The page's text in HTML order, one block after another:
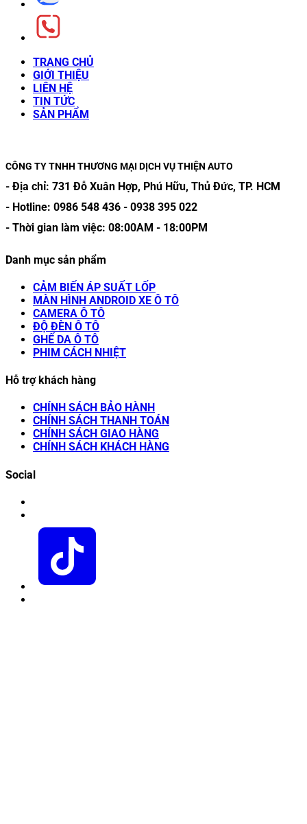
TRANG CHỦ
GIỚI THIỆU
LIÊN HỆ
TIN TỨC
SẢN PHẨM
CÔNG TY TNHH THƯƠNG MẠI DỊCH VỤ THIỆN AUTO
- Địa chỉ: 731 Đỗ Xuân Hợp, Phú Hữu, Thủ Đức, TP. HCM
- Hotline: 0986 548 436 - 0938 395 022
- Thời gian làm việc: 08:00AM - 18:00PM
Danh mục sản phẩm
CẢM BIẾN ÁP SUẤT LỐP
MÀN HÌNH ANDROID XE Ô TÔ
CAMERA Ô TÔ
ĐỘ ĐÈN Ô TÔ
GHẾ DA Ô TÔ
PHIM CÁCH NHIỆT
Hỗ trợ khách hàng
CHÍNH SÁCH BẢO HÀNH
CHÍNH SÁCH THANH TOÁN
CHÍNH SÁCH GIAO HÀNG
CHÍNH SÁCH KHÁCH HÀNG
Social